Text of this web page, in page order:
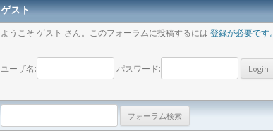
ゲスト
ようこそ ゲスト さん。このフォーラムに投稿するには 登録が必要です。
ユーザ名: パスワード: